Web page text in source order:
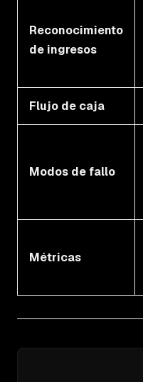
Reconocimiento
de ingresos
Flujo de caja
Modos de fallo
Métricas